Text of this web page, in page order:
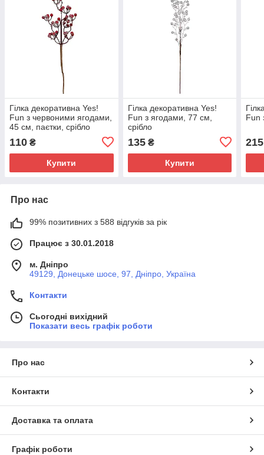
Гілка декоративна Yes!
Fun з червоними ягодами,
45 см, паєтки, срібло
110 ₴
Купити
Гілка декоративна Yes!
Fun з ягодами, 77 см,
срібло
135₴
Купити
Fun
215
Про нас
99% позитивних з 588 відгуків за рік
Працює з 30.01.2018
м. Дніпро
49129, Донецьке шосе, 97, Дніпро, Україна
Контакти
Сьогодні вихідний
Показати весь графік роботи
Про нас
Контакти
Доставка та оплата
Графік роботи